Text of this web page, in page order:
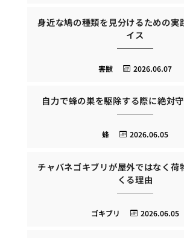
身近な鳩の種類を見分けるための実
イス
2026.06.07
害獣
自力で蜂の巣を駆除する際に絶対
2026.06.05
蜂
チャバネゴキブリが屋外ではなく荷
くる理由
2026.06.05
ゴキブリ